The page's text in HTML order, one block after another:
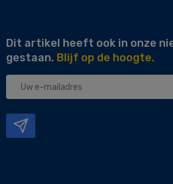
Dit artikel heeft ook in onze
gestaan. Blijf op de hoogte.
Uw